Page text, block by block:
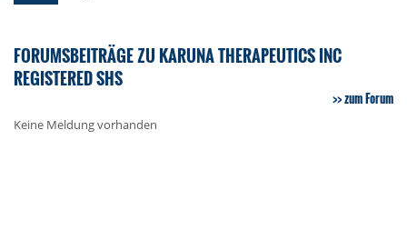
FORUMSBEITRÄGE ZU KARUNA THERAPEUTICS INC
REGISTERED SHS
zum Forum
Keine Meldung vorhanden